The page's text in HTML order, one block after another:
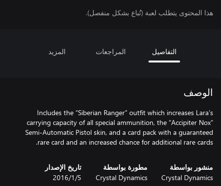
هذا المحتوى يتطلب لعبة (تُباع بشكل منفصل).
التفاصيل المراجعات المزيد
الوصف
Includes the “Siberian Ranger” outfit which increases Lara’s
carrying capacity of all special ammunition, the “Accipiter Nox”
Semi-Automatic Pistol skin, and a card pack with a guaranteed
rare card and an increased chance for additional rare cards.
منشور بواسطة
Crystal Dynamics
مطورة بواسطة
Crystal Dynamics
تاريخ الإصدار
5‏/1‏/2016